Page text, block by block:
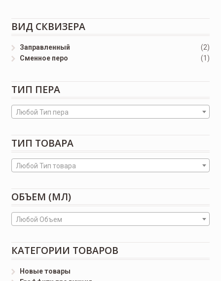
ВИД СКВИЗЕРА
Заправленный
(2)
Сменное перо
(1)
ТИП ПЕРА
Любой Тип пера
ТИП ТОВАРА
Любой Тип товара
ОБЪЕМ (МЛ)
Любой Объем
КАТЕГОРИИ ТОВАРОВ
Новые товары